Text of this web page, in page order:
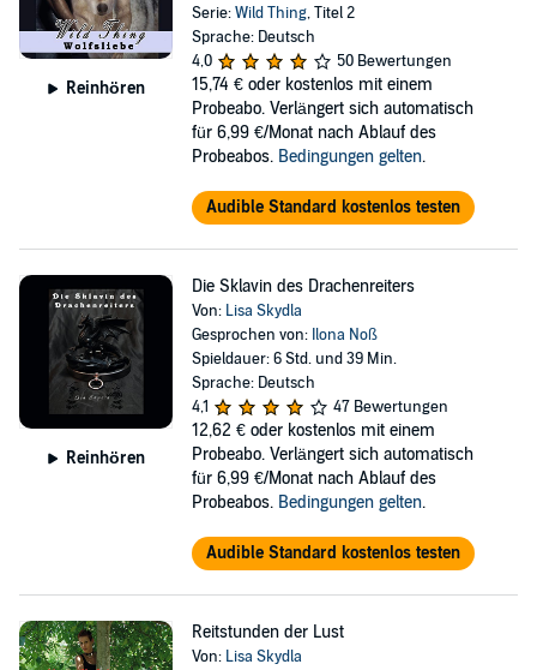
Reinhören
Serie:Wild Thing, Titel 2
Sprache: Deutsch
4,0
50 Bewertungen
15,74 € oder kostenlos mit einem
Probeabo. Verlängert sich automatisch
für 6,99 €/Monat nach Ablauf des
Probeabos. Bedingungen gelten.
Audible Standard kostenlos testen
Reinhören
Die Sklavin des Drachenreiters
Von: Lisa Skydla
Gesprochen von: Ilona Noß
Spieldauer: 6 Std. und 39 Min.
Sprache: Deutsch
4,1
47 Bewertungen
12,62 € oder kostenlos mit einem
Probeabo. Verlängert sich automatisch
für 6,99 €/Monat nach Ablauf des
Probeabos. Bedingungen gelten.
Audible Standard kostenlos testen
Reitstunden der Lust
Von: Lisa Skydla